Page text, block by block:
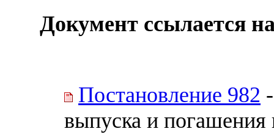
Документ ссылается
Постановление 982
выпуска и